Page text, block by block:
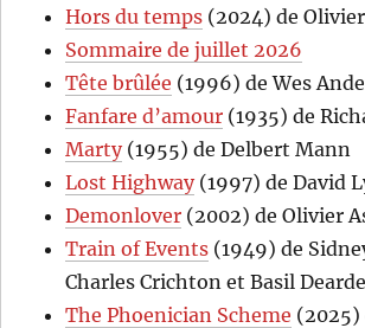
Hors du temps (2024) de
Sommaire de juillet 2026
Tête brûlée (1996) de Wes
Fanfare d’amour (1935) de
Marty(1955) de Delbert Mann
Lost Highway(1997) de David
Demonlover (2002) de Olivier
Train of Events (1949) de
Charles Crichton et Basil
The Phoenician Scheme (2025)